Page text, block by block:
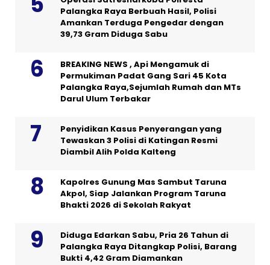
Palangka Raya Berbuah Hasil, Polisi
Amankan Terduga Pengedar dengan
39,73 Gram Diduga Sabu
BREAKING NEWS , Api Mengamuk di
Permukiman Padat Gang Sari 45 Kota
Palangka Raya,Sejumlah Rumah dan MTs
Darul Ulum Terbakar
Penyidikan Kasus Penyerangan yang
Tewaskan 3 Polisi di Katingan Resmi
Diambil Alih Polda Kalteng
Kapolres Gunung Mas Sambut Taruna
Akpol, Siap Jalankan Program Taruna
Bhakti 2026 di Sekolah Rakyat
Diduga Edarkan Sabu, Pria 26 Tahun di
Palangka Raya Ditangkap Polisi, Barang
Bukti 4,42 Gram Diamankan